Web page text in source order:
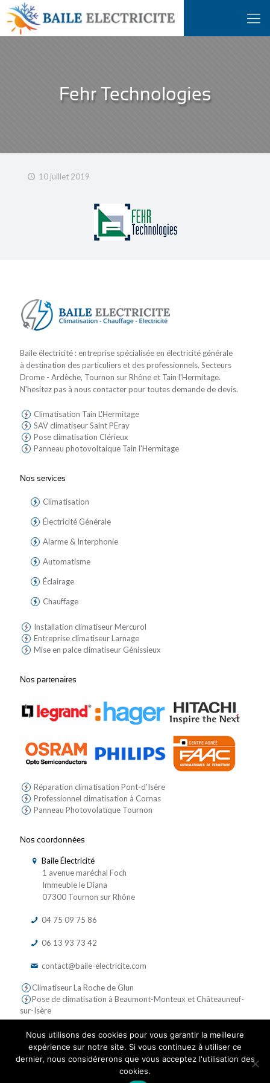
Fehr Technologies
10 juillet 2019
Baile électricité : entreprise spécialisée en électricité générale
à destination des particuliers et des professionnels. Secteurs
Drome - Ardèche, Tournon sur Rhône et Tain l'Hermitage.
N'hesitez pas à nous contacter pour toutes demande de devis.
Climatisation Tain L'Hermitage
SAV climatiseur Saint PEray
Pose climatisation Clérieux
Panneau photovoltaique Tain l'Hermitage
Nos services
Climatisation
Électricité Générale
Alarme & Interphonie
Automatisme
Éclairage
Chauffage
Installation climatiseur Mercurol
Entreprise climatiseur Larnage
Mise en palce climatiseur Génissieux
Nos partenaires
Réparation climatisation Pont-d'Isère
Professionnel climatisation à Cornas
Panneau Photovolatïque Tournon
Nos coordonnées
Baile Électricité
1 avenue maréchal Foch
Immeuble le Diana
07300 Tournon sur Rhône
04 75 09 75 86
06 13 93 73 42
contact@baile-electricite.com
Climatiseur La Roche de Glun
Pose de climatisation à Beaumont-Monteux et Châteauneuf-
sur-Isère
Nous utilisons des cookies pour vous garantir la meilleure
expérience sur notre site. Si vous continuez à utiliser ce
dernier, nous considérerons que vous acceptez l'utilisation des
cookies.